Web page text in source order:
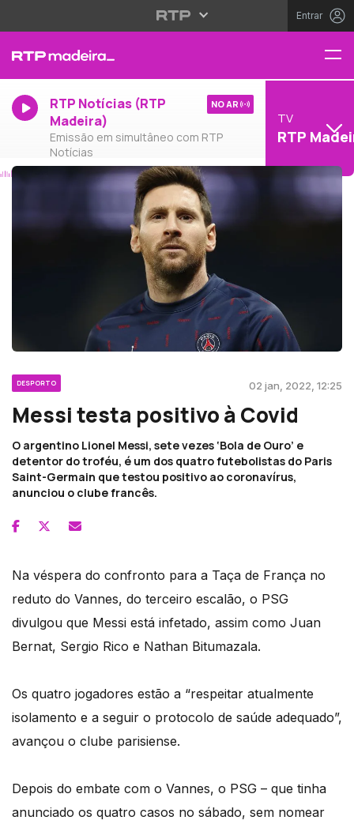
Entrar
RTP Notícias (RTP
Madeira)
Emissão em simultâneo com RTP
Notícias
NO AR
TV
RTP
DESPORTO 02 jan, 2022, 12:25
Messi testa positivo à Covid
O argentino Lionel Messi, sete vezes ‘Bola de Ouro’ e
detentor do troféu, é um dos quatro futebolistas do Paris
Saint-Germain que testou positivo ao coronavírus,
anunciou o clube francês.
Na véspera do confronto para a Taça de França no
reduto do Vannes, do terceiro escalão, o PSG
divulgou que Messi está infetado, assim como Juan
Bernat, Sergio Rico e Nathan Bitumazala.
Os quatro jogadores estão a “respeitar atualmente
isolamento e a seguir o protocolo de saúde adequado”,
avançou o clube parisiense.
Depois do embate com o Vannes, o PSG – que tinha
anunciado os quatro casos no sábado, sem nomear